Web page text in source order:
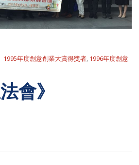
1995年度創意創業大賞得獎者, 1996年度創意
會》